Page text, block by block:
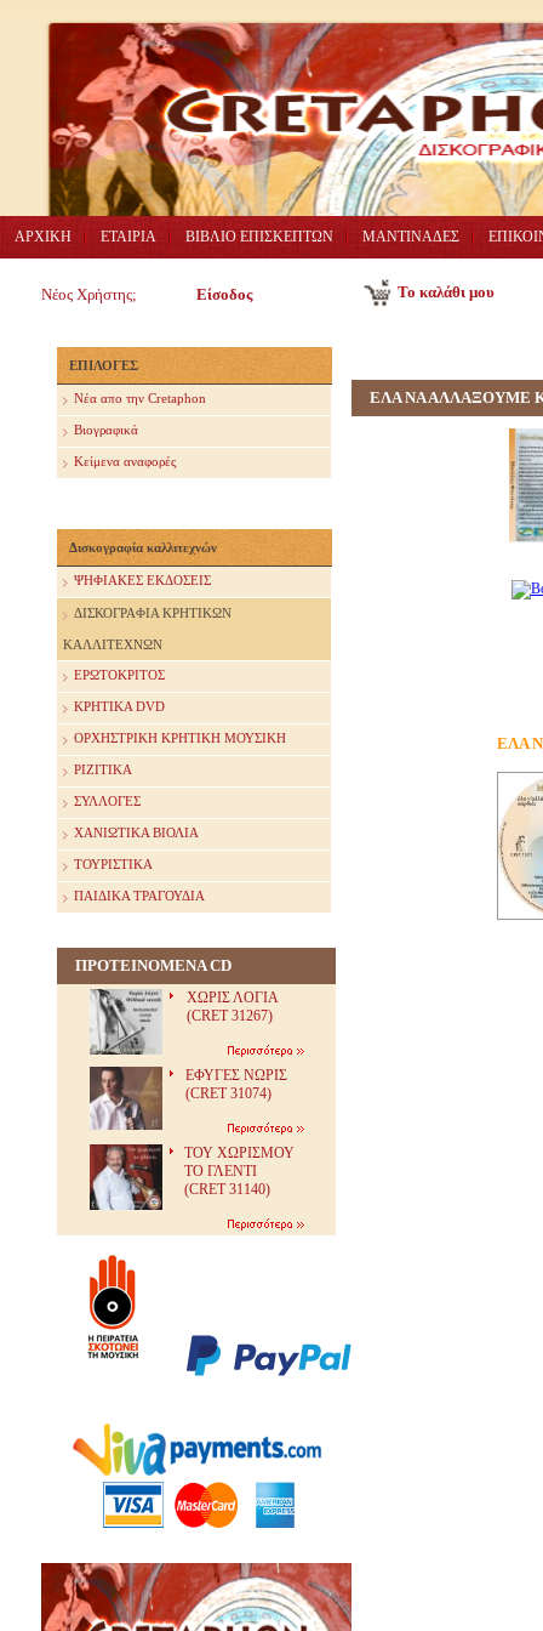
ΑΡΧΙΚΗ ΕΤΑΙΡΙΑ ΒΙΒΛΙΟ ΕΠΙΣΚΕΠΤΩΝ ΜΑΝΤΙΝΑΔΕΣ
Νέος Χρήστης; Είσοδος Το καλάθι μου
ΕΠΙΛΟΓΕΣ
Nέα απο την Cretaphon
Βιογραφικά
Κείμενα αναφορές
Δισκογραφία καλλιτεχνών
ΨΗΦΙΑΚΕΣ ΕΚΔΟΣΕΙΣ
ΔΙΣΚΟΓΡΑΦΙΑ ΚΡΗΤΙΚΩΝ
ΚΑΛΛΙΤΕΧΝΩΝ
ΕΡΩΤΟΚΡΙΤΟΣ
ΚΡΗΤΙΚΑ DVD
ΟΡΧΗΣΤΡΙΚΗ ΚΡΗΤΙΚΗ ΜΟΥΣΙΚΗ
ΡΙΖΙΤΙΚΑ
ΣΥΛΛΟΓΕΣ
ΧΑΝΙΩΤΙΚΑ ΒΙΟΛΙΑ
ΤΟΥΡΙΣΤΙΚΑ
ΠΑΙΔΙΚΑ ΤΡΑΓΟΥΔΙΑ
ΠΡΟΤΕΙΝΟΜΕΝΑ CD
ΧΩΡΙΣ ΛΟΓΙΑ
(CRET 31267)
ΕΦΥΓΕΣ ΝΩΡΙΣ
(CRET 31074)
ΤΟΥ ΧΩΡΙΣΜΟΥ
ΤΟ ΓΛΕΝΤΙ
(CRET 31140)
ΕΛΑ ΝΑ ΑΛΛΑΞΟΥΜΕ
ΕΛΑ